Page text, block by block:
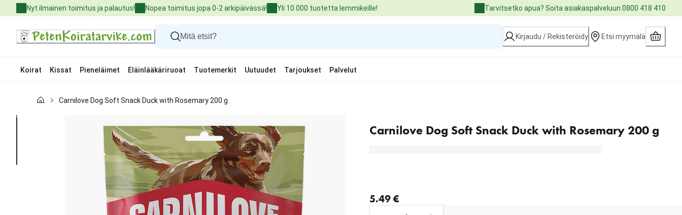
to
Nyt ilmainen toimitus ja palautus! Nopea toimitus jopa 0-2 arkipäivässä! Yli 10 000 tuotetta lemmikeille! Tarvitsetko apua? Soita asiakaspalveluun 0800 418 410
Kirjaudu / Rekisteröidy Etsi myymälä
Koirat Kissat Pieneläimet Eläinlääkäriruoat Tuotemerkit Uutuudet Tarjoukset Palvelut
Kissat
Carnilove Dog Soft Snack Duck with Rosemary 200 g
Carnilove Dog Soft Snack Duck with Rosemary 200 g
5.49 €